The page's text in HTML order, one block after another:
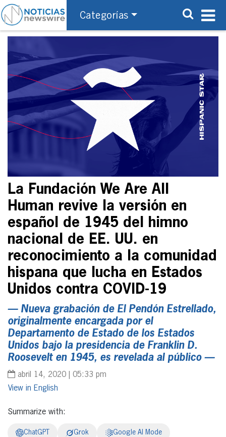
Categorías
La Fundación We Are All
Human revive la versión en
español de 1945 del himno
nacional de EE. UU. en
reconocimiento a la comunidad
hispana que lucha en Estados
Unidos contra COVID-19
— Nueva grabación de El Pendón Estrellado,
originalmente encargada por el
Departamento de Estado de los Estados
Unidos bajo la presidencia de Franklin D.
Roosevelt en 1945, es revelada al público —
abril 14, 2020 | 05:33 pm
English
Summarize with:
ChatGPT Grok Google AI Mode